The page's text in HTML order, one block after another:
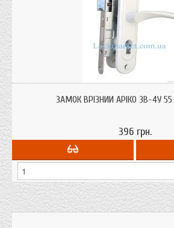
дерев'яних дверей. Бюджетний в кабінет, офіс,
Сімферопольського замку
ЗАМОК ВРІЗНИЙ АРІКО ЗВ-4У
396 грн.